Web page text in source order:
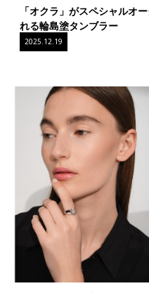
「オクラ」がスペシャルオ
れる輪島塗タンブラー
2025.12.19